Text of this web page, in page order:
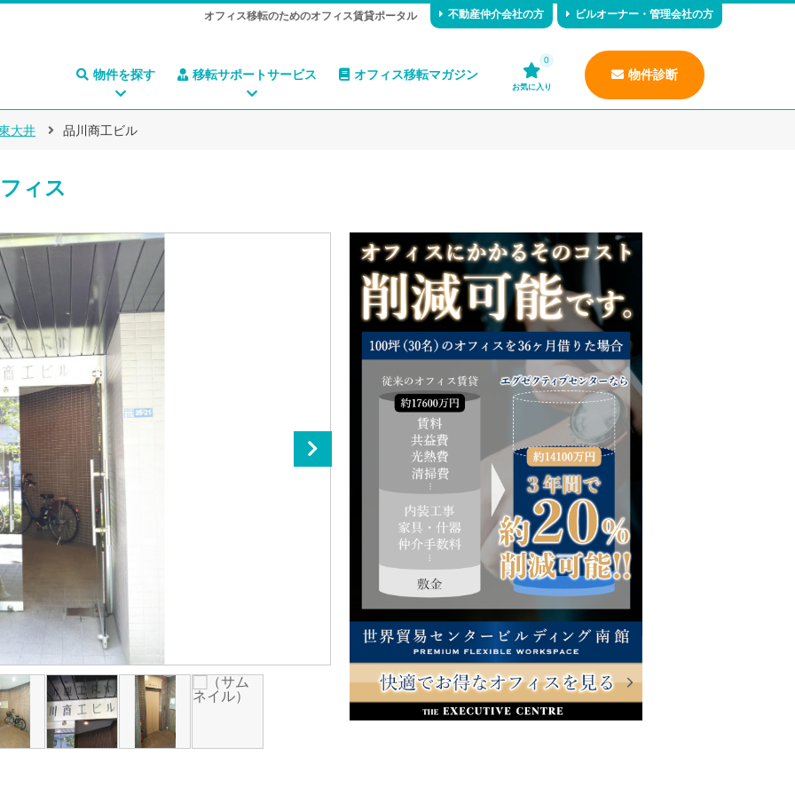
オフィス移転のためのオフィス賃貸ポータル 不動産仲介会社の方 ビルオーナー・管理会社の方
物件を探す 移転サポートサービス オフィス移転マガジン
0
お気に入り
物件診断
大井 品川商工ビル
ィス